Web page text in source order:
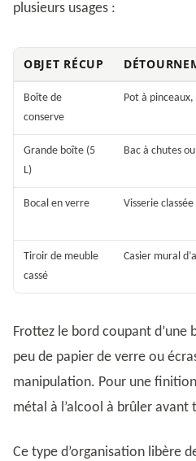
plusieurs usages :
OBJET RÉCUP
Boîte de
conserve
Pot à pinceaux,
Grande boîte (5
L)
Bac à chutes
Bocal en verre Visserie
Tiroir de meuble
cassé
Casier mural
Frottez le bord coupant d’une
peu de papier de verre ou
manipulation. Pour une
métal à l’alcool à brûler
Ce type d’organisation libère